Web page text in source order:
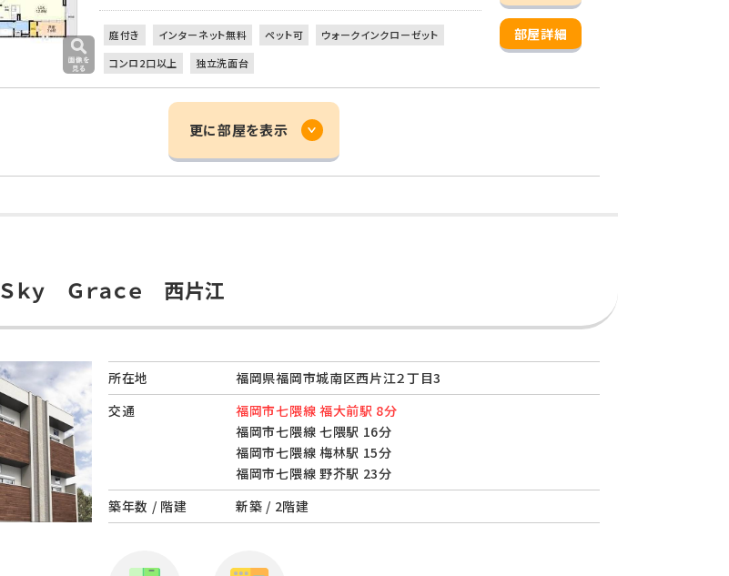
部屋詳細
庭付き インターネット無料 ペット可
ウォークインクローゼット
コンロ2口以上
独立洗面台
更に部屋を表示
Ｓｋｙ Ｇｒａｃｅ 西片江
所在地
福岡県福岡市城南区西片江２丁目3
交通
福岡市七隈線 福大前駅 8分
福岡市七隈線 七隈駅 16分
福岡市七隈線 梅林駅 15分
福岡市七隈線 野芥駅 23分
築年数 / 階建
新築 / 2階建